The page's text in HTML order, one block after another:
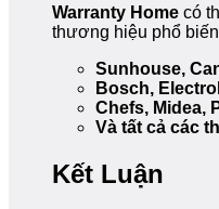
Warranty Home có
thương hiệu phổ
Sunhouse,
Bosch,
Chefs, Midea,
Và tất cả các
Kết Luận